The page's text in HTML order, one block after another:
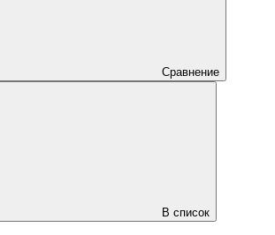
Сравнение
В список